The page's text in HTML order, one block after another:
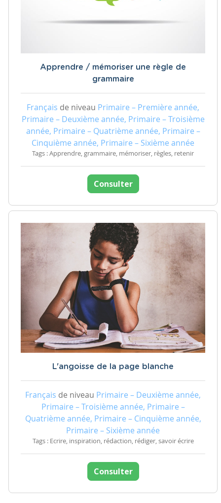
Apprendre / mémoriser une règle de
grammaire
Français de niveau Primaire – Première année,
Primaire – Deuxième année, Primaire – Troisième
année, Primaire – Quatrième année, Primaire –
Cinquième année, Primaire – Sixième année
Tags : Apprendre, grammaire, mémoriser, règles, retenir
Consulter
L'angoisse de la page blanche
Français de niveau Primaire – Deuxième année,
Primaire – Troisième année, Primaire –
Quatrième année, Primaire – Cinquième année,
Primaire – Sixième année
Tags : Ecrire, inspiration, rédaction, rédiger, savoir écrire
Consulter